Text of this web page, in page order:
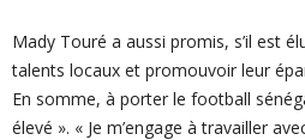
Mady Touré a aussi promis, s’il est
talents locaux et promouvoir leur
En somme, à porter le football
élevé ». « Je m’engage à travailler